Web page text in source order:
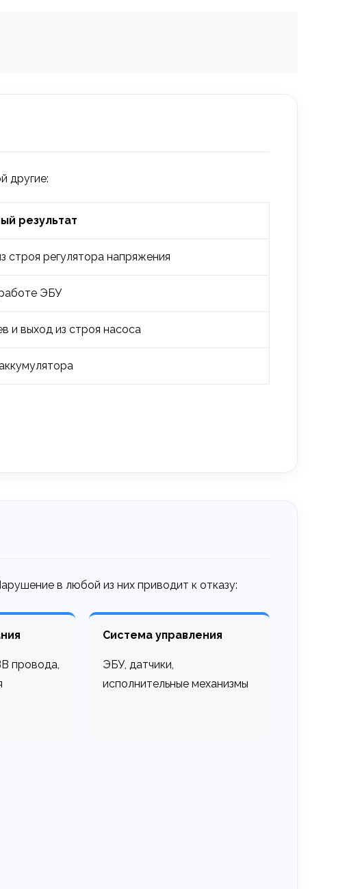
другие:
результат
строя регулятора напряжения
ЭБУ
и выход из строя насоса
в любой из них приводит к отказу:
провода,
Система управления
ЭБУ, датчики,
исполнительные механизмы